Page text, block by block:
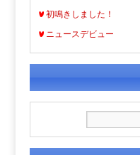
初鳴きしました！
ニュースデビュー